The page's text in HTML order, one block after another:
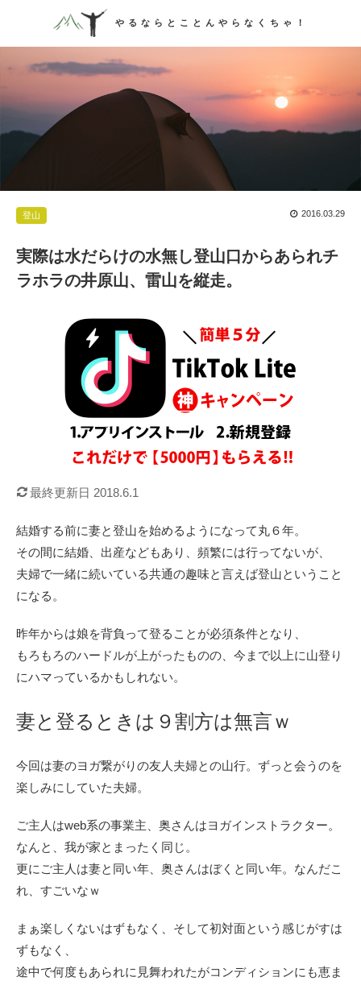
やるならとことんやらなくちゃ！
登山  2016.03.29
実際は水だらけの水無し登山口からあられチ
ラホラの井原山、雷山を縦走。
最終更新日 2018.6.1
結婚する前に妻と登山を始めるようになって丸６年。
その間に結婚、出産などもあり、頻繁には行ってないが、
夫婦で一緒に続いている共通の趣味と言えば登山ということ
になる。
昨年からは娘を背負って登ることが必須条件となり、
もろもろのハードルが上がったものの、今まで以上に山登り
にハマっているかもしれない。
妻と登るときは９割方は無言ｗ
今回は妻のヨガ繋がりの友人夫婦との山行。ずっと会うのを
楽しみにしていた夫婦。
ご主人はweb系の事業主、奥さんはヨガインストラクター。
なんと、我が家とまったく同じ。
更にご主人は妻と同い年、奥さんはぼくと同い年。なんだこ
れ、すごいなｗ
まぁ楽しくないはずもなく、そして初対面という感じがすは
ずもなく、
途中で何度もあられに見舞われたがコンディションにも恵ま